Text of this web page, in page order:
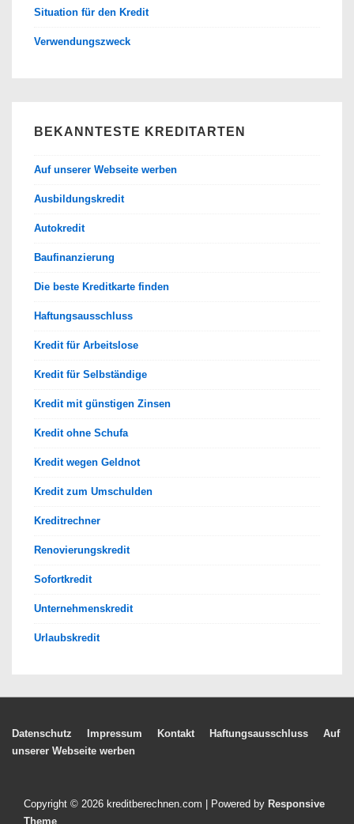
Situation für den Kredit
Verwendungszweck
BEKANNTESTE KREDITARTEN
Auf unserer Webseite werben
Ausbildungskredit
Autokredit
Baufinanzierung
Die beste Kreditkarte finden
Haftungsausschluss
Kredit für Arbeitslose
Kredit für Selbständige
Kredit mit günstigen Zinsen
Kredit ohne Schufa
Kredit wegen Geldnot
Kredit zum Umschulden
Kreditrechner
Renovierungskredit
Sofortkredit
Unternehmenskredit
Urlaubskredit
Footer-
Datenschutz Impressum Kontakt Haftungsausschluss
Auf
unserer Webseite werben
Copyright © 2026 kreditberechnen.com | Powered by Responsive
Theme